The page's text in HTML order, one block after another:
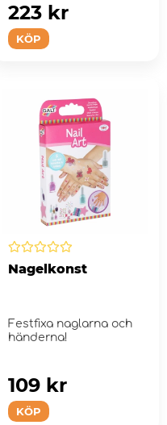
KÖP
223 kr
Nagelkonst
Festfixa naglarna och
händerna!
KÖP
109 kr